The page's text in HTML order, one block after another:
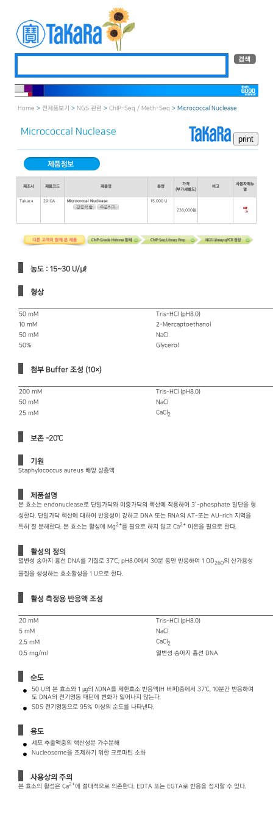
Home > 전제품보기 > NGS 관련 > ChIP-Seq / Meth-Seq > Micrococcal Nuclease
Micrococcal Nuclease
제조사 제품코드 제품명 용량
가격
(부가세별도)
비고
사용자매뉴
얼
Takara 2910A Micrococcal Nuclease 15,000 U
238,000원
농도 : 15~30 U/㎕
형상
50 mM
Tris-HCl (pH8.0)
10 mM
2-Mercaptoethanol
50 mM
NaCl
50%
Glycerol
첨부 Buffer 조성 (10×)
200 mM
Tris-HCl (pH8.0)
50 mM
NaCl
25 mM
CaCl 2
보존 -20℃
기원
Staphylococcus aureus 배양 상층액
제품설명
본 효소는 endonuclease로 단일가닥와 이중가닥의 핵산에 작용하여 3’-phosphate 말단을 형
성한다. 단일가닥 핵산에 대하여 반응성이 강하고 DNA 또는 RNA의 AT-또는 AU-rich 지역을
특히 잘 분해한다. 본 효소는 활성에 Mg2+를 필요로 하지 않고 Ca2+ 이온을 필요로 한다.
활성의 정의
열변성 송아지 흉선 DNA를 기질로 37℃, pH8.0에서 30분 동안 반응하여 1 OD260의 산가용성
물질을 생성하는 효소활성을 1 U으로 한다.
활성 측정용 반응액 조성
20 mM
Tris-HCl (pH8.0)
5 mM
NaCl
2.5 mM
CaCl 2
0.5 mg/ml 열변성 송아지 흉선 DNA
순도
50 U의 본 효소와 1 ㎍의 λDNA를 제한효소 반응액(H 버퍼)중에서 37℃, 10분간 반응하여
도 DNA의 전기영동 패턴에 변화가 일어나지 않는다.
SDS 전기영동으로 95% 이상의 순도를 나타낸다.
용도
세포 추출액중의 핵산성분 가수분해
Nucleosome을 조제하기 위한 크로마틴 소화
사용상의 주의
본 효소의 활성은 Ca2+에 절대적으로 의존한다. EDTA 또는 EGTA로 반응을 정지할 수 있다.